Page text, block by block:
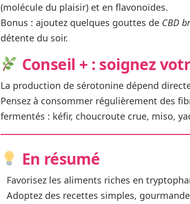
(molécule du plaisir) et en flavonoïdes.
Bonus : ajoutez quelques gouttes de CBD
détente du soir.
Conseil + : soignez
La production de sérotonine dépend
Pensez à consommer régulièrement des
fermentés : kéfir, choucroute crue, miso,
En résumé
Favorisez les aliments riches en
Adoptez des recettes simples,